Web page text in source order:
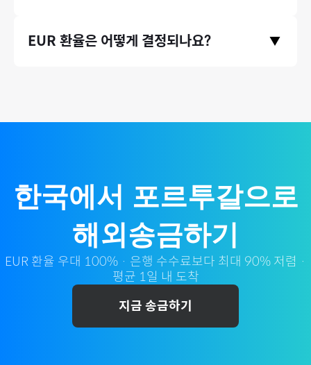
EUR 환율은 어떻게 결정되나요? ▼
한국에서 포르투갈으로
해외송금하기
EUR 환율 우대 100% · 은행 수수료보다 최대 90% 저렴 ·
평균 1일 내 도착
지금 송금하기